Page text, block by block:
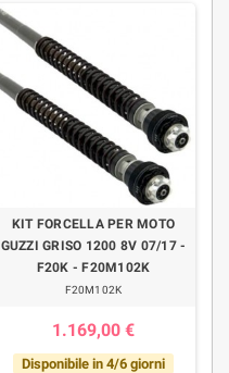
KIT FORCELLA PER MOTO
GUZZI GRISO 1200 8V 07/17 -
F20K - F20M102K
F20M102K
1.169,00 €
Disponibile in 4/6 giorni